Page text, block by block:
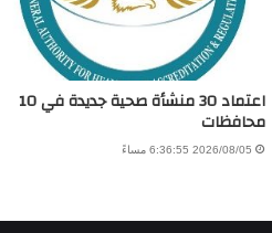
اعتماد 30 منشأة صحية جديدة في 10
محافظات
2026/08/05 6:36:55 مساءً